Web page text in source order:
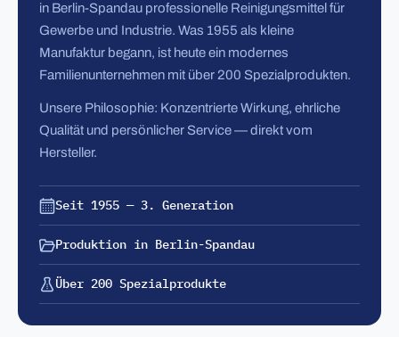
in Berlin-Spandau professionelle Reinigungsmittel für
Gewerbe und Industrie. Was 1955 als kleine
Manufaktur begann, ist heute ein modernes
Familienunternehmen mit über 200 Spezialprodukten.
Unsere Philosophie: Konzentrierte Wirkung, ehrliche
Qualität und persönlicher Service — direkt vom
Hersteller.
Seit 1955 — 3. Generation
Produktion in Berlin-Spandau
Über 200 Spezialprodukte